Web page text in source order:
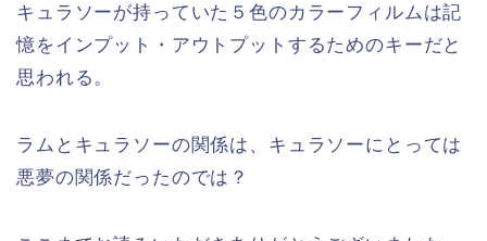
キュラソーが持っていた５色のカラーフィルムは記
憶をインプット・アウトプットするためのキーだと
思われる。
ラムとキュラソーの関係は、キュラソーにとっては
悪夢の関係だったのでは？